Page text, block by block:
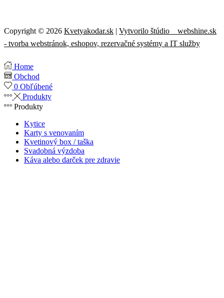
Copyright © 2026 Kvetyakodar.sk | Vytvorilo štúdio
webshine.sk
- tvorba webstránok, eshopov, rezervačné systémy a IT služby
Home
Obchod
0 Obľúbené
Produkty
Produkty
Kytice
Karty s venovaním
Kvetinový box / taška
Svadobná výzdoba
Káva alebo darček pre zdravie